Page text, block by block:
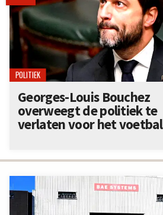
POLITIEK
Georges-Louis Bouchez
overweegt de politiek te
verlaten voor het voetbal